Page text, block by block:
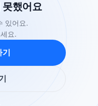
못했어요
있어요.
요.
기